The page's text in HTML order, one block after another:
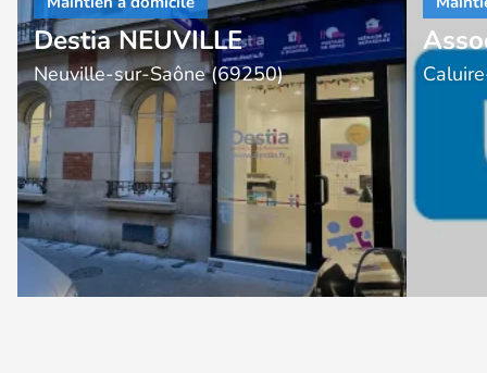
Destia NEUVILLE
Neuville-sur-Saône (69250)